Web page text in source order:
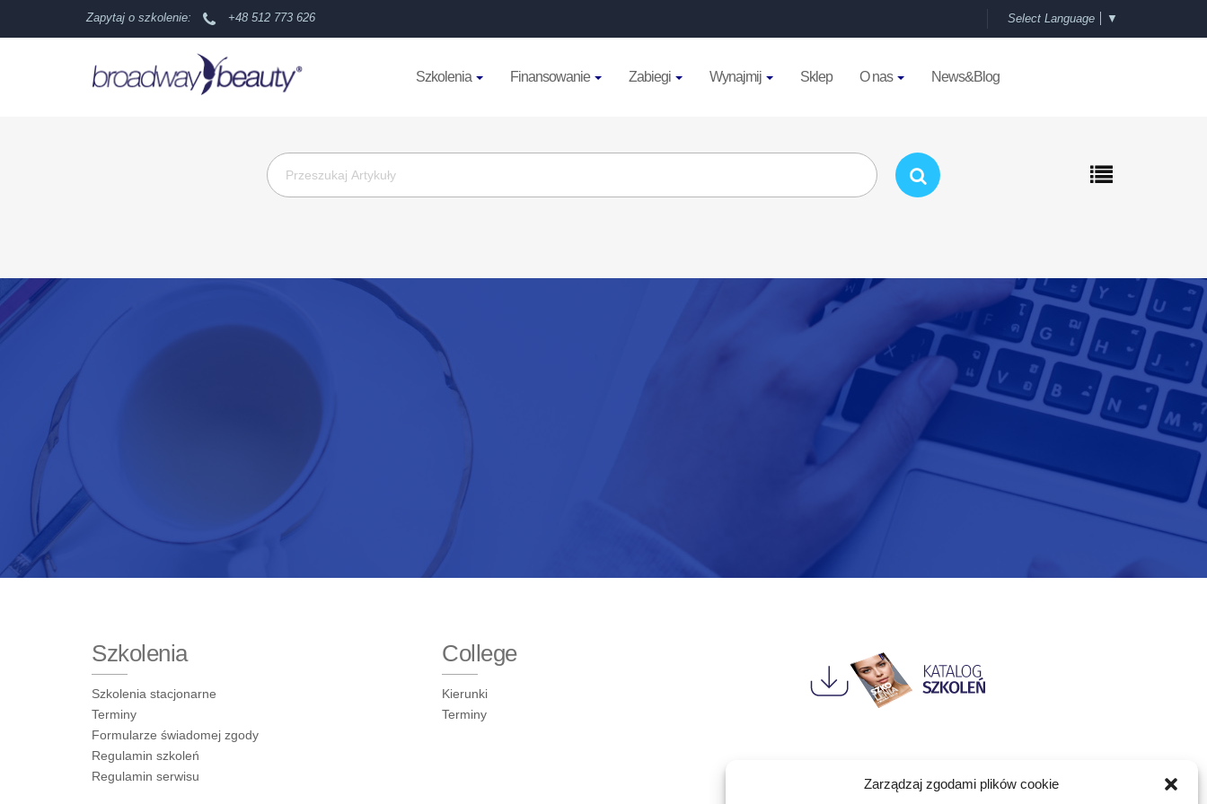
Zarządzaj zgodami plików cookie
Zapytaj o szkolenie: +48 512 773 626 Select Language ▼
Szkolenia Finansowanie Zabiegi Wynajmij Sklep O nas News&Blog
Szkolenia
Szkolenia stacjonarne
Terminy
Formularze świadomej zgody
Regulamin szkoleń
Regulamin serwisu
College
Kierunki
Terminy